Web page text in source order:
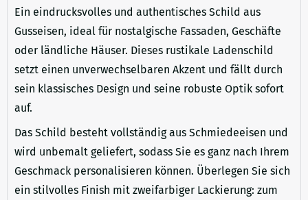
Ein eindrucksvolles und authentisches Schild aus
Gusseisen, ideal für nostalgische Fassaden, Geschäfte
oder ländliche Häuser. Dieses rustikale Ladenschild
setzt einen unverwechselbaren Akzent und fällt durch
sein klassisches Design und seine robuste Optik sofort
auf.
Das Schild besteht vollständig aus Schmiedeeisen und
wird unbemalt geliefert, sodass Sie es ganz nach Ihrem
Geschmack personalisieren können. Überlegen Sie sich
ein stilvolles Finish mit zweifarbiger Lackierung: zum